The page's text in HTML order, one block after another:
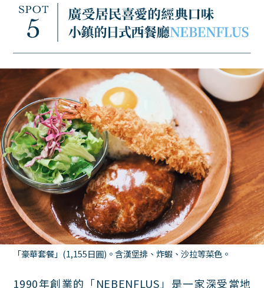
「豪華套餐」(1,155日圓)。含漢堡排、炸蝦、沙拉等菜色。
1990年創業的「NEBENFLUS」是一家深受當地